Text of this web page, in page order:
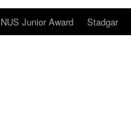
Junior Award Stadgar